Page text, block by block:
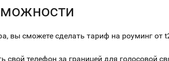
вы сможете сделать тариф на роуминг
свой телефон за границей для голосовой